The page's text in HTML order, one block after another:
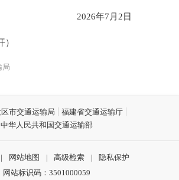
2026年7月2日
）
局
市交通运输局
福建省交通运输厅
中华人民共和国交通运输部
| 网站地图 | 高级检索 |
隐私保护
网站标识码：3501000059